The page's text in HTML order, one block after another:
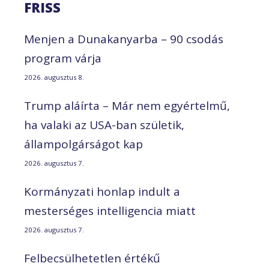
FRISS
Menjen a Dunakanyarba – 90 csodás
program várja
2026. augusztus 8.
Trump aláírta – Már nem egyértelmű,
ha valaki az USA-ban születik,
állampolgárságot kap
2026. augusztus 7.
Kormányzati honlap indult a
mesterséges intelligencia miatt
2026. augusztus 7.
Felbecsülhetetlen értékű